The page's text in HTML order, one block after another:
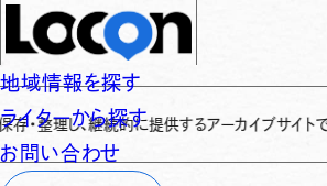
地域情報を探す
ライターから探す
お問い合わせ
続的に提供するアーカイブサイトです✌ 「